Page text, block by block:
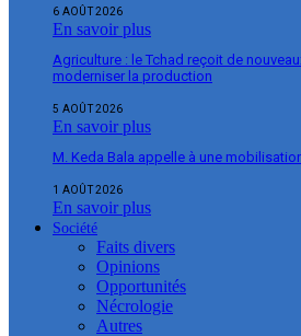
6 AOÛT 2026
En savoir plus
Agriculture : le Tchad reçoit de
moderniser la production
5 AOÛT 2026
En savoir plus
M. Keda Bala appelle à une
1 AOÛT 2026
En savoir plus
Société
Faits divers
Opinions
Opportunités
Nécrologie
Autres